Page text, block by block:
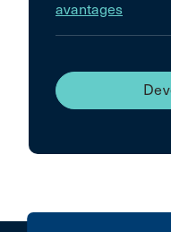
avantages